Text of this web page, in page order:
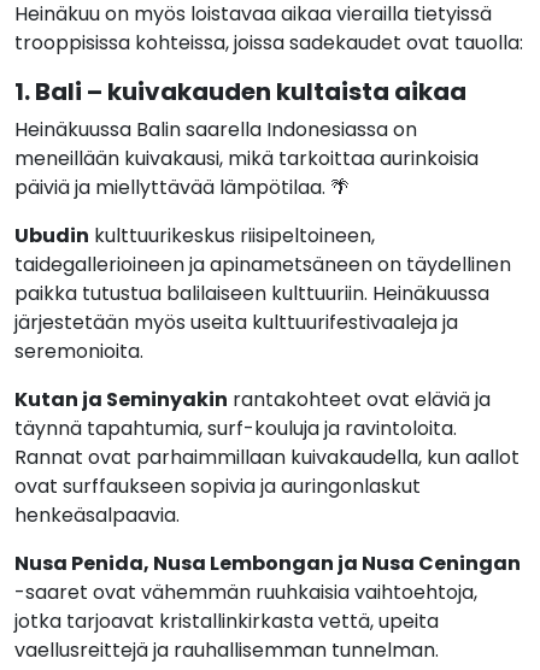
Heinäkuu on myös loistavaa aikaa vierailla tietyissä
trooppisissa kohteissa, joissa sadekaudet ovat tauolla:
1. Bali – kuivakauden kultaista aikaa
Heinäkuussa Balin saarella Indonesiassa on
meneillään kuivakausi, mikä tarkoittaa aurinkoisia
päiviä ja miellyttävää lämpötilaa. 🌴
Ubudin kulttuurikeskus riisipeltoineen,
taidegallerioineen ja apinametsäneen on täydellinen
paikka tutustua balilaiseen kulttuuriin. Heinäkuussa
järjestetään myös useita kulttuurifestivaaleja ja
seremonioita.
Kutan ja Seminyakin rantakohteet ovat eläviä ja
täynnä tapahtumia, surf-kouluja ja ravintoloita.
Rannat ovat parhaimmillaan kuivakaudella, kun aallot
ovat surffaukseen sopivia ja auringonlaskut
henkeäsalpaavia.
Nusa Penida, Nusa Lembongan ja Nusa Ceningan
-saaret ovat vähemmän ruuhkaisia vaihtoehtoja,
jotka tarjoavat kristallinkirkasta vettä, upeita
vaellusreittejä ja rauhallisemman tunnelman.